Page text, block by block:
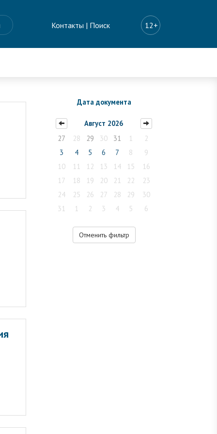
Контакты | Поиск 12+
Дата документа
Август 2026
27
28 29 30 31 1
2
3
4 5 6 7 8
9
10
11 12 13 14 15
16
17
18 19 20 21 22
23
24
25 26 27 28 29
30
31
1 2 3 4 5 6
Отменить фильтр